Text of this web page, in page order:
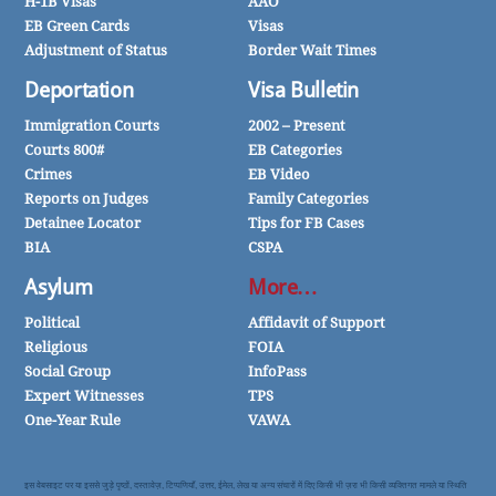
EB Green Cards
Adjustment of Status
Deportation
Immigration Courts
Courts 800#
Crimes
Reports on Judges
Detainee Locator
BIA
Asylum
Political
Religious
Social Group
Expert Witnesses
One-Year Rule
Visas
Border Wait Times
Visa Bulletin
2002 – Present
EB Categories
EB Video
Family Categories
Tips for FB Cases
CSPA
More…
Affidavit of Support
FOIA
InfoPass
TPS
VAWA
इस वेबसाइट पर या इससे जुड़े पृष्ठों, दस्तावेज़, टिप्पणियाँ, उत्तर, ईमेल, लेख या अन्य संचारों में दिए किसी भी ज़रा भी किसी व्यक्तिगत मामले या स्थिति